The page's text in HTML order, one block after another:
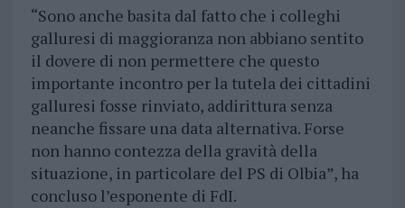
“Sono anche basita dal fatto che i colleghi
galluresi di maggioranza non abbiano sentito
il dovere di non permettere che questo
importante incontro per la tutela dei cittadini
galluresi fosse rinviato, addirittura senza
neanche fissare una data alternativa. Forse
non hanno contezza della gravità della
situazione, in particolare del PS di Olbia”, ha
concluso l’esponente di FdI.